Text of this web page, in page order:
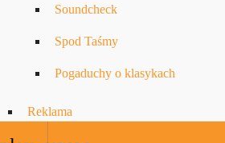
Soundcheck
Spod Taśmy
Pogaduchy o klasykach
Reklama